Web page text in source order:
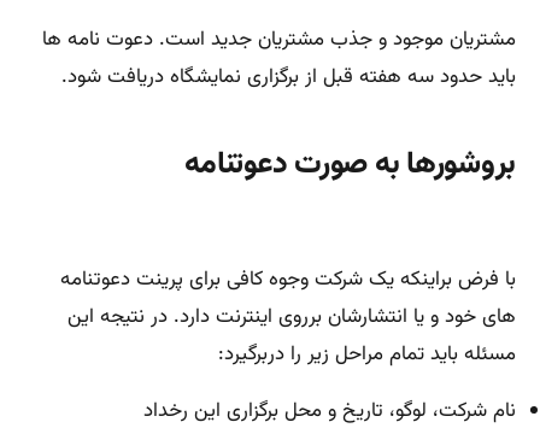
مشتریان موجود و جذب مشتریان جدید است. دعوت نامه ها
باید حدود سه هفته قبل از برگزاری نمایشگاه دریافت شود.
بروشورها به صورت دعوتنامه
با فرض براینکه یک شرکت وجوه کافی برای پرینت دعوتنامه
های خود و یا انتشارشان برروی اینترنت دارد. در نتیجه این
مسئله باید تمام مراحل زیر را دربرگیرد:
نام شرکت، لوگو، تاریخ و محل برگزاری این رخداد